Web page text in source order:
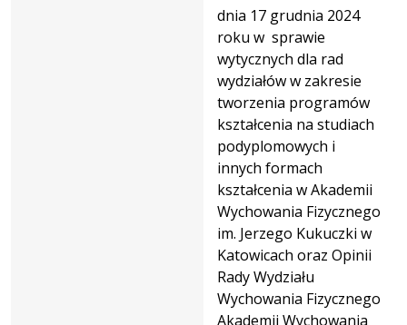
dnia 17 grudnia 2024
roku w sprawie
wytycznych dla rad
wydziałów w zakresie
tworzenia programów
kształcenia na studiach
podyplomowych i
innych formach
kształcenia w Akademii
Wychowania Fizycznego
im. Jerzego Kukuczki w
Katowicach oraz Opinii
Rady Wydziału
Wychowania Fizycznego
Akademii Wychowania